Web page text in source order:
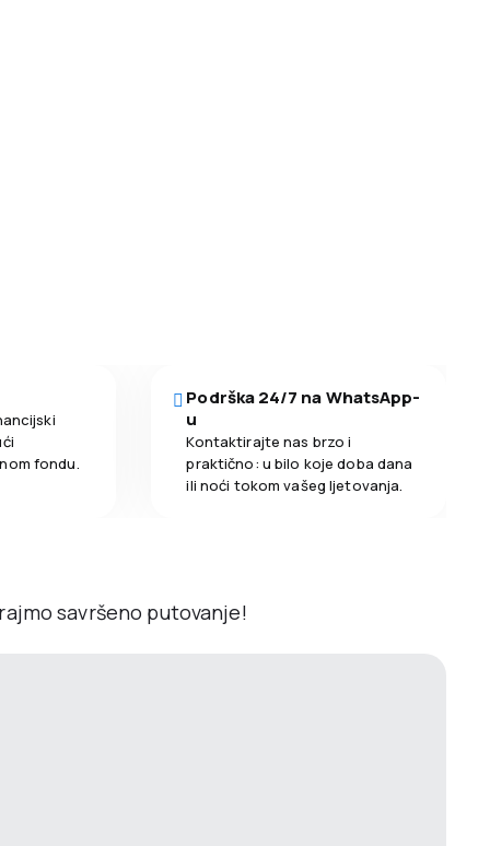
fondu.
Podrška 24/7 na WhatsApp-
u
Kontaktirajte nas brzo i
praktično: u bilo koje doba dana
ili noći tokom vašeg ljetovanja.
savršeno putovanje!